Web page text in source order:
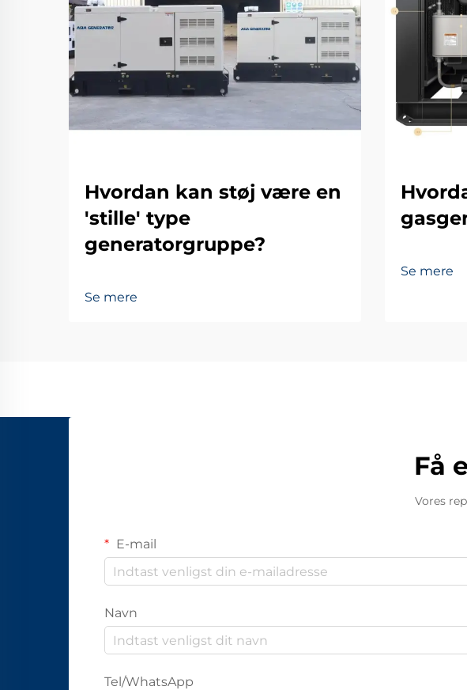
Hvordan kan støj være en
'stille' type
generatorgruppe?
Se mere
Se mere
Få
Vores
E-mail
Navn
Tel/WhatsApp